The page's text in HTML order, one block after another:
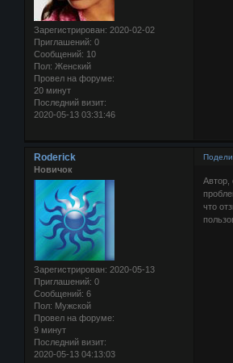
Зарегистрирован: 2020-02-02
Приглашений: 0
Сообщений: 10
Пол: Женский
Провел на форуме:
20 минут
Последний визит:
2020-05-13 03:31:46
Roderick
Новичок
Зарегистрирован: 2020-05-13
Приглашений: 0
Сообщений: 6
Пол: Мужской
Провел на форуме:
9 минут
Последний визит:
2020-05-13 04:13:03
Автор,
что